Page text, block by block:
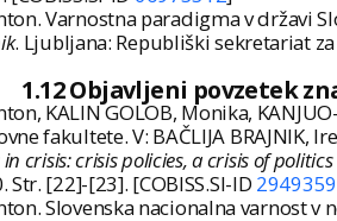
Varnostna paradigma v državi
. Ljubljana: Republiški sekretariat
1.12 Objavljeni povzetek
KALIN GOLOB, Monika,
fakultete. V: BAČLIJA BRAJNIK,
crisis: crisis policies, a crisis of
[22]-[23]. [COBISS.SI-ID
Slovenska nacionalna varnost